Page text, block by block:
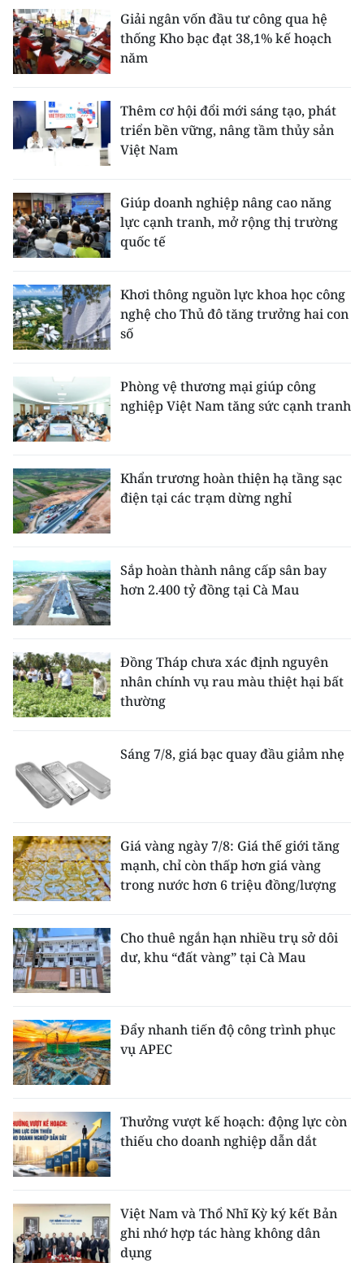
Giải ngân vốn đầu tư công qua hệ
thống Kho bạc đạt 38,1% kế hoạch
năm
Thêm cơ hội đổi mới sáng tạo, phát
triển bền vững, nâng tầm thủy sản
Việt Nam
Giúp doanh nghiệp nâng cao năng
lực cạnh tranh, mở rộng thị trường
quốc tế
Khơi thông nguồn lực khoa học công
nghệ cho Thủ đô tăng trưởng hai con
số
Phòng vệ thương mại giúp công
nghiệp Việt Nam tăng sức cạnh tranh
Khẩn trương hoàn thiện hạ tầng sạc
điện tại các trạm dừng nghỉ
Sắp hoàn thành nâng cấp sân bay
hơn 2.400 tỷ đồng tại Cà Mau
Đồng Tháp chưa xác định nguyên
nhân chính vụ rau màu thiệt hại bất
thường
Sáng 7/8, giá bạc quay đầu giảm nhẹ
Giá vàng ngày 7/8: Giá thế giới tăng
mạnh, chỉ còn thấp hơn giá vàng
trong nước hơn 6 triệu đồng/lượng
Cho thuê ngắn hạn nhiều trụ sở dôi
dư, khu “đất vàng” tại Cà Mau
Đẩy nhanh tiến độ công trình phục
vụ APEC
Thưởng vượt kế hoạch: động lực còn
thiếu cho doanh nghiệp dẫn dắt
Việt Nam và Thổ Nhĩ Kỳ ký kết Bản
ghi nhớ hợp tác hàng không dân
dụng